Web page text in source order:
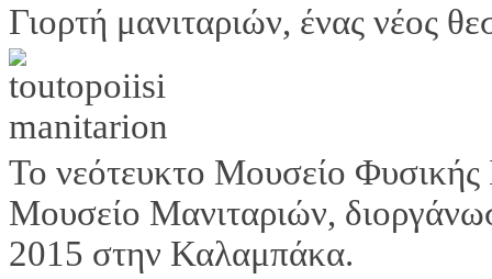
Γιορτή μανιταριών, ένας νέος
Το νεότευκτο Μουσείο
Μουσείο Μανιταριών,
2015 στην Καλαμπάκα.